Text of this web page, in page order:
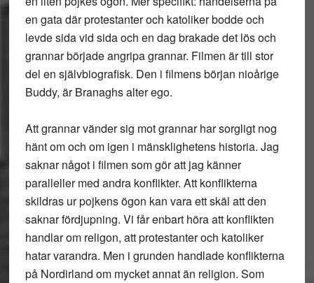
en gata där protestanter och katoliker bodde och
levde sida vid sida och en dag brakade det lös och
grannar började angripa grannar. Filmen är till stor
del en självbiografisk. Den i filmens början nioårige
Buddy, är Branaghs alter ego.
Att grannar vänder sig mot grannar har sorgligt nog
hänt om och om igen i mänsklighetens historia. Jag
saknar något i filmen som gör att jag känner
paralleller med andra konflikter. Att konflikterna
skildras ur pojkens ögon kan vara ett skäl att den
saknar fördjupning. Vi får enbart höra att konflikten
handlar om religon, att protestanter och katoliker
hatar varandra. Men i grunden handlade konflikterna
på Nordirland om mycket annat än religion. Som